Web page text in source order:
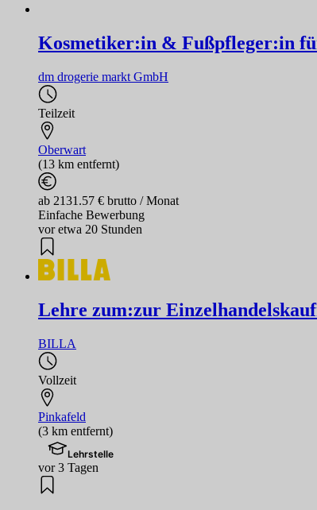
Kosmetiker:in & Fußpfleger:in
dm drogerie markt GmbH
Teilzeit
Oberwart
(13 km entfernt)
ab 2131.57 € brutto / Monat
Einfache Bewerbung
vor etwa 20 Stunden
Lehre zum:zur
BILLA
Vollzeit
Pinkafeld
(3 km entfernt)
Lehrstelle
vor 3 Tagen